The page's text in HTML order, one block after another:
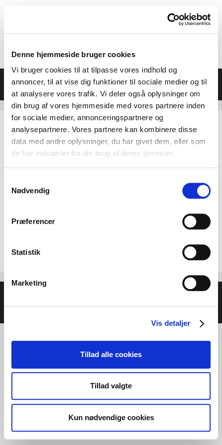
Denne hjemmeside bruger cookies
Vi bruger cookies til at tilpasse vores indhold og
annoncer, til at vise dig funktioner til sociale medier og til
at analysere vores trafik. Vi deler også oplysninger om
din brug af vores hjemmeside med vores partnere inden
for sociale medier, annonceringspartnere og
analysepartnere. Vores partnere kan kombinere disse
data med andre oplysninger, du har givet dem, eller som
de har indsamlet fra din brug af deres tjenester.
Nødvendig
Præferencer
Statistik
Marketing
Vis detaljer
Tillad alle cookies
Tillad valgte
Kun nødvendige cookies
indhold
Menu
Bygget medGeneratePress